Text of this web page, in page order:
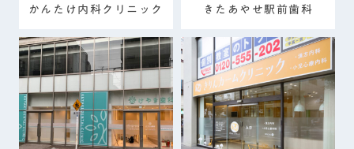
かんたけ内科クリニック きたあやせ駅前歯科